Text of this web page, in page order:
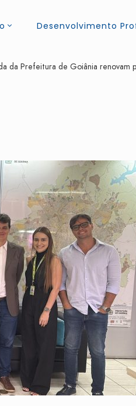
Desenvolvimento
da Prefeitura de Goiânia